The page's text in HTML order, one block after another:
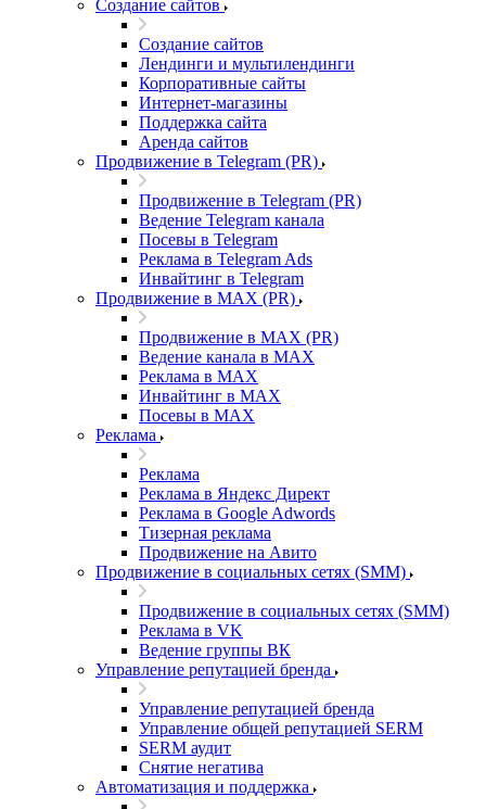
Создание сайтов
Создание сайтов
Лендинги и мультилендинги
Корпоративные сайты
Интернет-магазины
Поддержка сайта
Аренда сайтов
Продвижение в Telegram (PR)
Продвижение в Telegram (PR)
Ведение Telegram канала
Посевы в Telegram
Реклама в Telegram Ads
Инвайтинг в Telegram
Продвижение в MAX (PR)
Продвижение в MAX (PR)
Ведение канала в MAX
Реклама в MAX
Инвайтинг в MAX
Посевы в MAX
Реклама
Реклама
Реклама в Яндекс Директ
Реклама в Google Adwords
Тизерная реклама
Продвижение на Авито
Продвижение в социальных сетях (SMM)
Продвижение в социальных сетях (SMM)
Реклама в VK
Ведение группы ВК
Управление репутацией бренда
Управление репутацией бренда
Управление общей репутацией SERM
SERM аудит
Снятие негатива
Автоматизация и поддержка